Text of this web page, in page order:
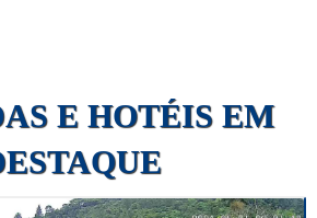
E HOTÉIS EM